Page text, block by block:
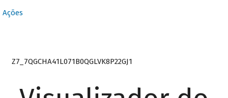
Ações
Z7_7QGCHA41L071B0QGLVK8P22GJ1